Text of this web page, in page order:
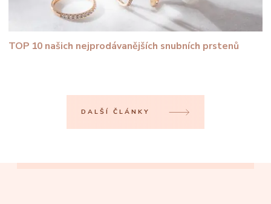
TOP 10 našich nejprodávanějších snubních prstenů
DALŠÍ ČLÁNKY